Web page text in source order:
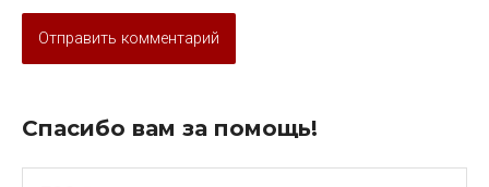
Спасибо вам за помощь!